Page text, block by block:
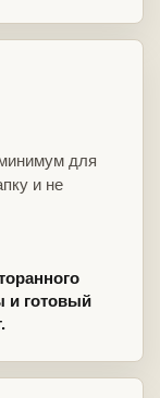
для
и не
и готовый